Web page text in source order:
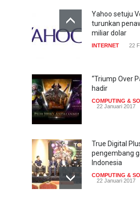
Yahoo setuju
turunkan
miliar dolar
INTERNET 22
“Triump Over
hadir
COMPUTING &
22 Januari 2017
True Digital
pengembang
Indonesia
COMPUTING &
22 Januari 2017